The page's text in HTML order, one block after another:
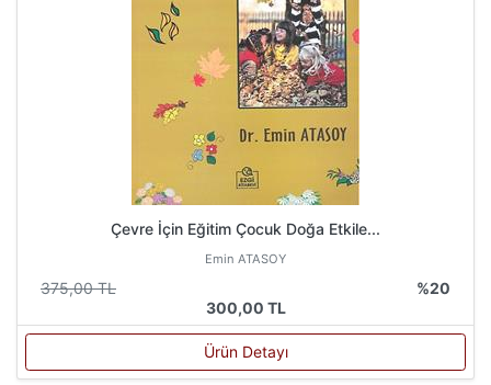
Çevre İçin Eğitim Çocuk Doğa Etkile...
Emin ATASOY
375,00 TL
%20
300,00 TL
Ürün Detayı